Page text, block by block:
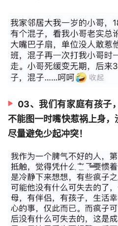
03、我们有家庭有孩子
不能图一时嘴快惹祸上身
尽量避免少起冲突！